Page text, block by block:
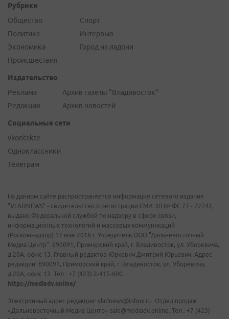
Рубрики
Общество
Политика
Экономика
Происшествия
Спорт
Интервью
Город на ладони
Издательство
Реклама
Редакция
Архив газеты "Владивосток"
Архив новостей
Социальные сети
vkontakte
Одноклассники
Телеграм
На данном сайте распространяется информация сетевого издания
"VLADNEWS" - свидетельство о регистрации СМИ ЭЛ № ФС 77 - 72742,
выдано Федеральной службой по надзору в сфере связи,
информационных технологий и массовых коммуникаций
(Роскомнадзор) 17 мая 2018 г. Учредитель ООО "Дальневосточный
Медиа Центр". 690091, Приморский край, г. Владивосток, ул. Уборевича,
д.20А, офис 13. Главный редактор Юркевич Дмитрий Юрьевич. Адрес
редакции: 690091, Приморский край, г. Владивосток, ул. Уборевича,
д.20А, офис 13. Тел.: +7 (423) 2-415-600.
https://mediadv.online/
Электронный адрес редакции: vladnews@inbox.ru. Отдел продаж
«Дальневосточный Медиа Центр» sale@mediadv.online. Тел.: +7 (423)